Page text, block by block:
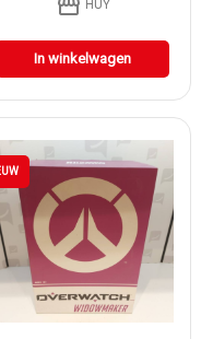
HUY
In winkelwagen